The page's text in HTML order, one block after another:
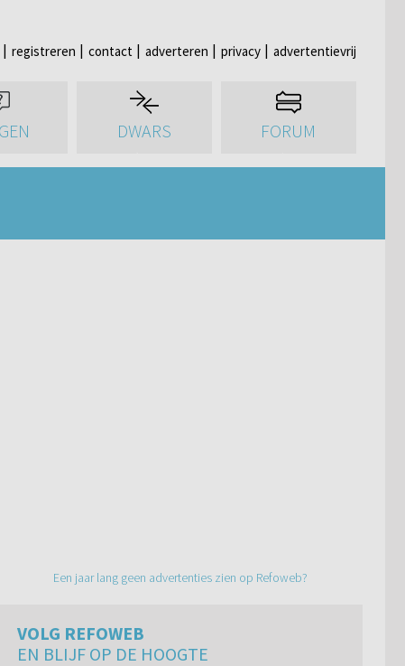
registreren contact adverteren privacy advertentievrij
DWARS FORUM
Een jaar lang geen advertenties zien op Refoweb?
VOLG REFOWEB
EN BLIJF OP DE HOOGTE